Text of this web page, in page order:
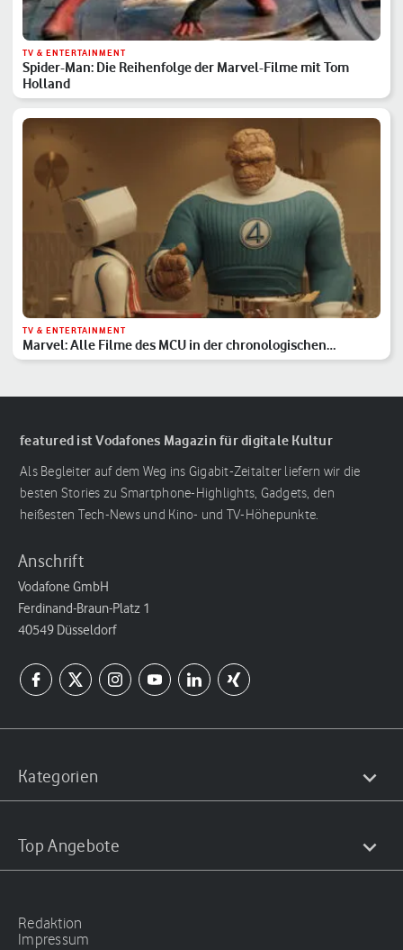
TV & ENTERTAINMENT
Spider-Man: Die Reihenfolge der Marvel-Filme mit Tom
Holland
TV & ENTERTAINMENT
Marvel: Alle Filme des MCU in der chronologischen
Reihenfolge
featured ist Vodafones Magazin für digitale Kultur
Als Begleiter auf dem Weg ins Gigabit-Zeitalter liefern wir die
besten Stories zu Smartphone-Highlights, Gadgets, den
heißesten Tech-News und Kino- und TV-Höhepunkte.
Anschrift
Vodafone GmbH
Ferdinand-Braun-Platz 1
40549 Düsseldorf
Kategorien
Top Angebote
Redaktion
Impressum